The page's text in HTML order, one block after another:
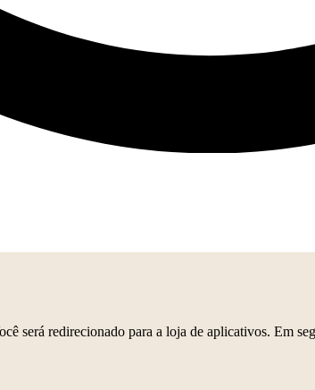
será redirecionado para a loja de aplicativos. Em